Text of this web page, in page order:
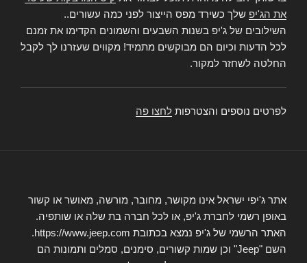
את הג'יפ שלך כשירד מפס הייצור לפני כמה עשורים..
השילובים של ג'יפ בשנות השבעים והשמונים הקדימו את זמנם
לכל הדעות וכיום הם מבוקשים מתמיד! מקווים שעזרנו לך לקבל
החלטה לשחזר למקור.
לפרטים נוספים והצטרפות לחצו פה
אתר ג'יפי ישראל אינו מקושר, מחובר, מורשה, מאושר או קשור
באופן רשמי לחברת ג'יפ, או לכל חברה בת שלה או שותפיה.
האתר הרשמי של ג'יפ נמצא בכתובת https://www.jeep.com.
השם "Jeep" וכן שמות קשורים, סימנים, סמלים ותמונות הם